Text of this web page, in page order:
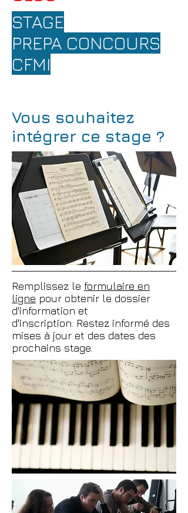
STAGE
PREPA CONCOURS
CFMI
Vous souhaitez
intégrer ce stage ?
Remplissez le formulaire en
ligne pour obtenir le dossier
d'information et
d'inscription. Restez informé des
mises à jour et des dates des
prochains stage.